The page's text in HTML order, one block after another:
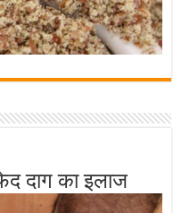
दाग का इलाज